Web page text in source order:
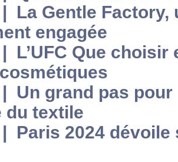
| La Gentle
engagée
| L’UFC Que
| Un grand pas
du textile
| Paris 2024